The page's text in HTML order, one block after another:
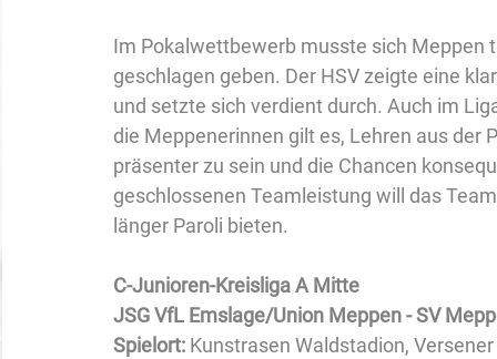
Im Pokalwettbewerb musste sich Meppen
geschlagen geben. Der HSV zeigte eine
und setzte sich verdient durch. Auch im
die Meppenerinnen gilt es, Lehren aus
präsenter zu sein und die Chancen
geschlossenen Teamleistung will das
länger Paroli bieten.
C-Junioren-Kreisliga A Mitte
JSG VfL Emslage/Union Meppen - SV
Spielort: Kunstrasen Waldstadion,